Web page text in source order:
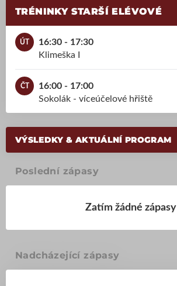
TRÉNINKY STARŠÍ ELÉVOVÉ
ÚT
16:30 - 17:30
Klimeška I
ČT
16:00 - 17:00
Sokolák - víceúčelové hřiště
VÝSLEDKY & AKTUÁLNÍ PROGRAM
Poslední zápasy
Zatím žádné zápasy
Nadcházející zápasy